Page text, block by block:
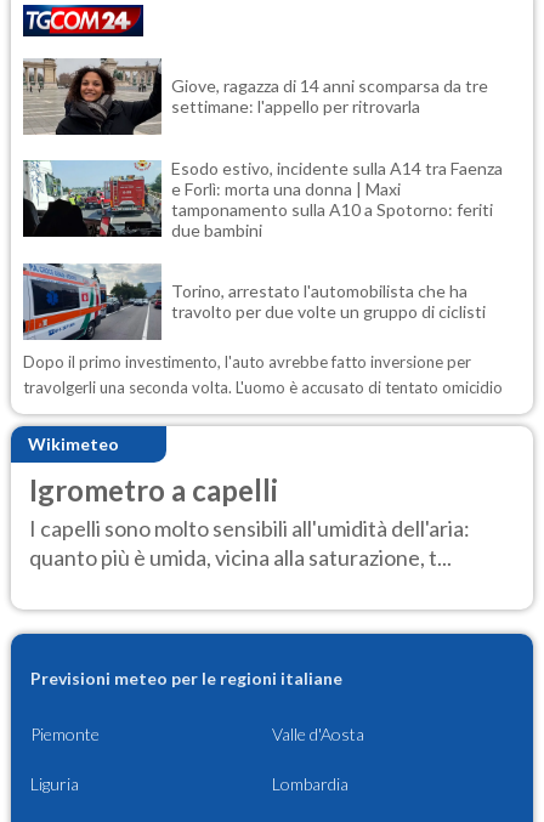
Giove, ragazza di 14 anni scomparsa da tre
settimane: l'appello per ritrovarla
Esodo estivo, incidente sulla A14 tra Faenza
e Forlì: morta una donna | Maxi
tamponamento sulla A10 a Spotorno: feriti
due bambini
Torino, arrestato l'automobilista che ha
travolto per due volte un gruppo di ciclisti
Dopo il primo investimento, l'auto avrebbe fatto inversione per
travolgerli una seconda volta. L'uomo è accusato di tentato omicidio
Wikimeteo
Igrometro a capelli
I capelli sono molto sensibili all'umidità dell'aria:
quanto più è umida, vicina alla saturazione, t...
Previsioni meteo per le regioni italiane
Piemonte Valle d'Aosta
Liguria Lombardia